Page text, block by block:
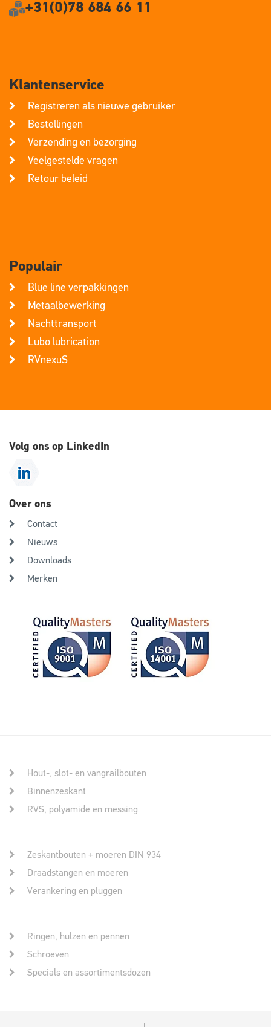
+31(0)78 684 66 11
Klantenservice
Registreren als nieuwe gebruiker
Bestellingen
Verzending en bezorging
Veelgestelde vragen
Retour beleid
Populair
Blue line verpakkingen
Metaalbewerking
Nachttransport
Lubo lubrication
RVnexuS
Volg ons op LinkedIn
Over ons
Contact
Nieuws
Downloads
Merken
Hout-, slot- en vangrailbouten
Binnenzeskant
RVS, polyamide en messing
Zeskantbouten + moeren DIN 934
Draadstangen en moeren
Verankering en pluggen
Ringen, hulzen en pennen
Schroeven
Specials en assortimentsdozen